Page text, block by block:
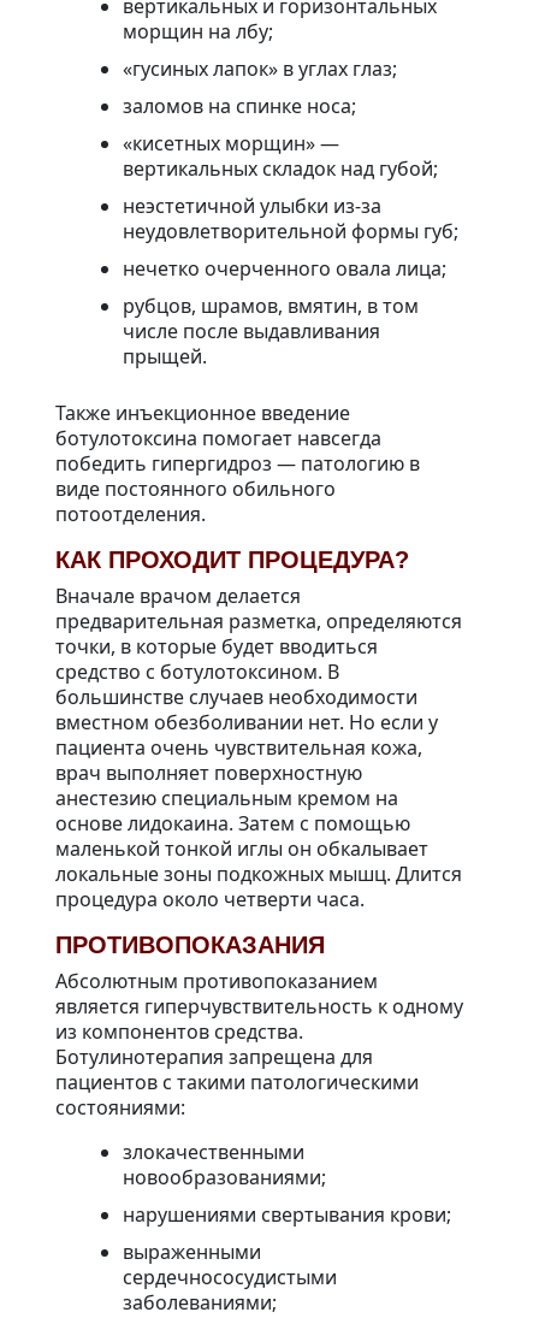
вертикальных и горизонтальных
морщин на лбу;
«гусиных лапок» в углах глаз;
заломов на спинке носа;
«кисетных морщин» —
вертикальных складок над губой;
неэстетичной улыбки из-за
неудовлетворительной формы губ;
нечетко очерченного овала лица;
рубцов, шрамов, вмятин, в том
числе после выдавливания
прыщей.
Также инъекционное введение
ботулотоксина помогает навсегда
победить гипергидроз — патологию в
виде постоянного обильного
потоотделения.
КАК ПРОХОДИТ ПРОЦЕДУРА?
Вначале врачом делается
предварительная разметка, определяются
точки, в которые будет вводиться
средство с ботулотоксином. В
большинстве случаев необходимости
вместном обезболивании нет. Но если у
пациента очень чувствительная кожа,
врач выполняет поверхностную
анестезию специальным кремом на
основе лидокаина. Затем с помощью
маленькой тонкой иглы он обкалывает
локальные зоны подкожных мышц. Длится
процедура около четверти часа.
ПРОТИВОПОКАЗАНИЯ
Абсолютным противопоказанием
является гиперчувствительность к одному
из компонентов средства.
Ботулинотерапия запрещена для
пациентов с такими патологическими
состояниями:
злокачественными
новообразованиями;
нарушениями свертывания крови;
выраженными
сердечнососудистыми
заболеваниями;